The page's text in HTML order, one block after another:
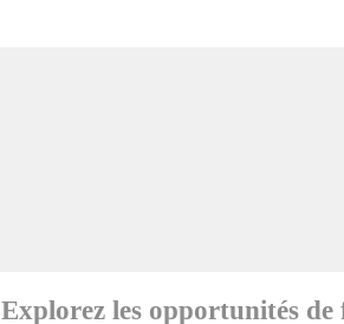
Explorez les opportunités de